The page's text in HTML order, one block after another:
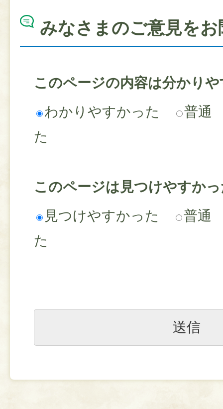
みなさまのご意見を
このページの内容は分かり
わかりやすかった
普通
た
このページは見つけやすか
見つけやすかった
普通
た